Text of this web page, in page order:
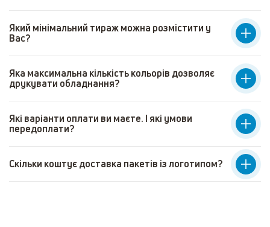
Який мінімальний тираж можна розмістити у
Вас?
Яка максимальна кількість кольорів дозволяє
друкувати обладнання?
Які варіанти оплати ви маєте. І які умови
передоплати?
Скільки коштує доставка пакетів із логотипом?